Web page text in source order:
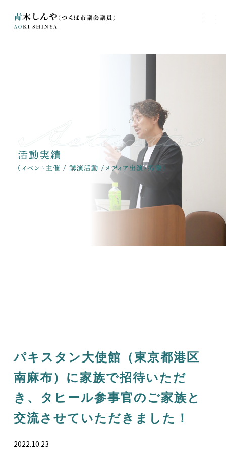
パキスタン大使館（東京都港区
南麻布）に家族で招待いただ
き、タヒール参事官のご家族と
交流させていただきました！
2022.10.23